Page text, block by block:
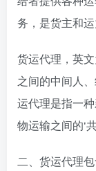
务，是货主和
货运代理，英
之间的中间人
运代理是指一
物运输之间的‘
二、货运代理